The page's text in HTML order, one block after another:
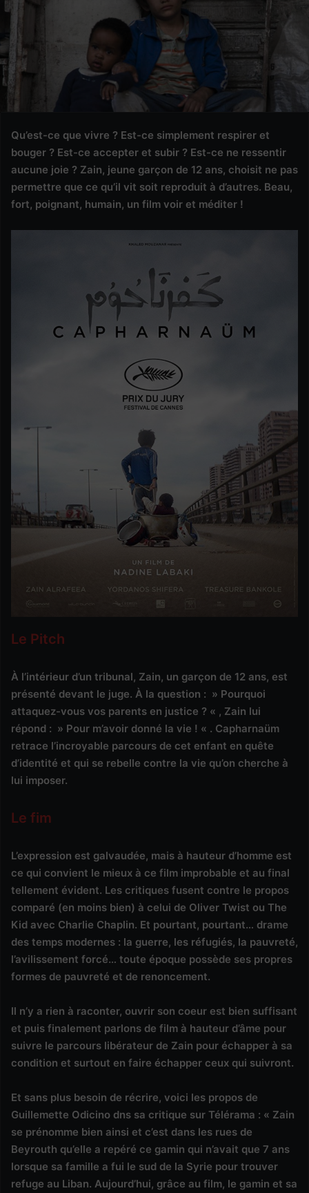
Qu’est-ce que vivre ? Est-ce simplement respirer et
bouger ? Est-ce accepter et subir ? Est-ce ne ressentir
aucune joie ? Zain, jeune garçon de 12 ans, choisit ne pas
permettre que ce qu’il vit soit reproduit à d’autres. Beau,
fort, poignant, humain, un film voir et méditer !
Le Pitch
À l’intérieur d’un tribunal, Zain, un garçon de 12 ans, est
présenté devant le juge. À la question : » Pourquoi
attaquez-vous vos parents en justice ? « , Zain lui
répond : » Pour m’avoir donné la vie ! « . Capharnaüm
retrace l’incroyable parcours de cet enfant en quête
d’identité et qui se rebelle contre la vie qu’on cherche à
lui imposer.
Le fim
L’expression est galvaudée, mais à hauteur d’homme est
ce qui convient le mieux à ce film improbable et au final
tellement évident. Les critiques fusent contre le propos
comparé (en moins bien) à celui de Oliver Twist ou The
Kid avec Charlie Chaplin. Et pourtant, pourtant… drame
des temps modernes : la guerre, les réfugiés, la pauvreté,
l’avilissement forcé… toute époque possède ses propres
formes de pauvreté et de renoncement.
Il n’y a rien à raconter, ouvrir son coeur est bien suffisant
et puis finalement parlons de film à hauteur d’âme pour
suivre le parcours libérateur de Zain pour échapper à sa
condition et surtout en faire échapper ceux qui suivront.
Et sans plus besoin de récrire, voici les propos de
Guillemette Odicino dns sa critique sur Télérama : « Zain
se prénomme bien ainsi et c’est dans les rues de
Beyrouth qu’elle a repéré ce gamin qui n’avait que 7 ans
lorsque sa famille a fui le sud de la Syrie pour trouver
refuge au Liban. Aujourd’hui, grâce au film, le gamin et sa